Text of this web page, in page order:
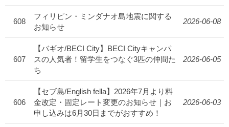
608
フィリピン・ミンダナオ島地震に関する
お知らせ
2026-06-08
607
【バギオ/BECI City】BECI Cityキャンパ
スの人気者！留学生をつなぐ3匹の仲間た
ち
2026-06-05
606
【セブ島/English fella】2026年7月より料
金改定・固定レート変更のお知らせ｜お
申し込みは6月30日までがおすすめ！
2026-06-03